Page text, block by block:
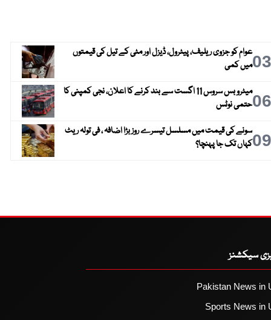
03عوام کو جزوی ریلیف، پیٹرول، ڈیزل اور مٹی کے تیل کی قیمتوں
میں کمی
06
میٹرو بس سروس 11 اگست سے بند کرنے کا اعلان، نجی کمپنی کا
حتمی نوٹس
09سونے کی قیمت میں مسلسل تیسرے روز بڑا اضافہ ، فی تولہ ریٹ
کہاں تک جا پہنچا؟
سیکشنز
Pakistan News in
Sports News in